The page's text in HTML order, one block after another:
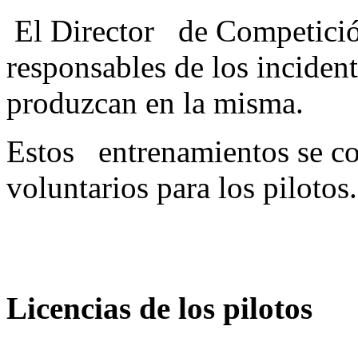
El Director de
responsables de los
produzcan en la misma.
Estos entrenamientos se
voluntarios
Licencias de los pilotos